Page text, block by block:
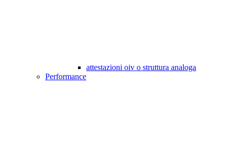
attestazioni oiv o struttura analoga
Performance